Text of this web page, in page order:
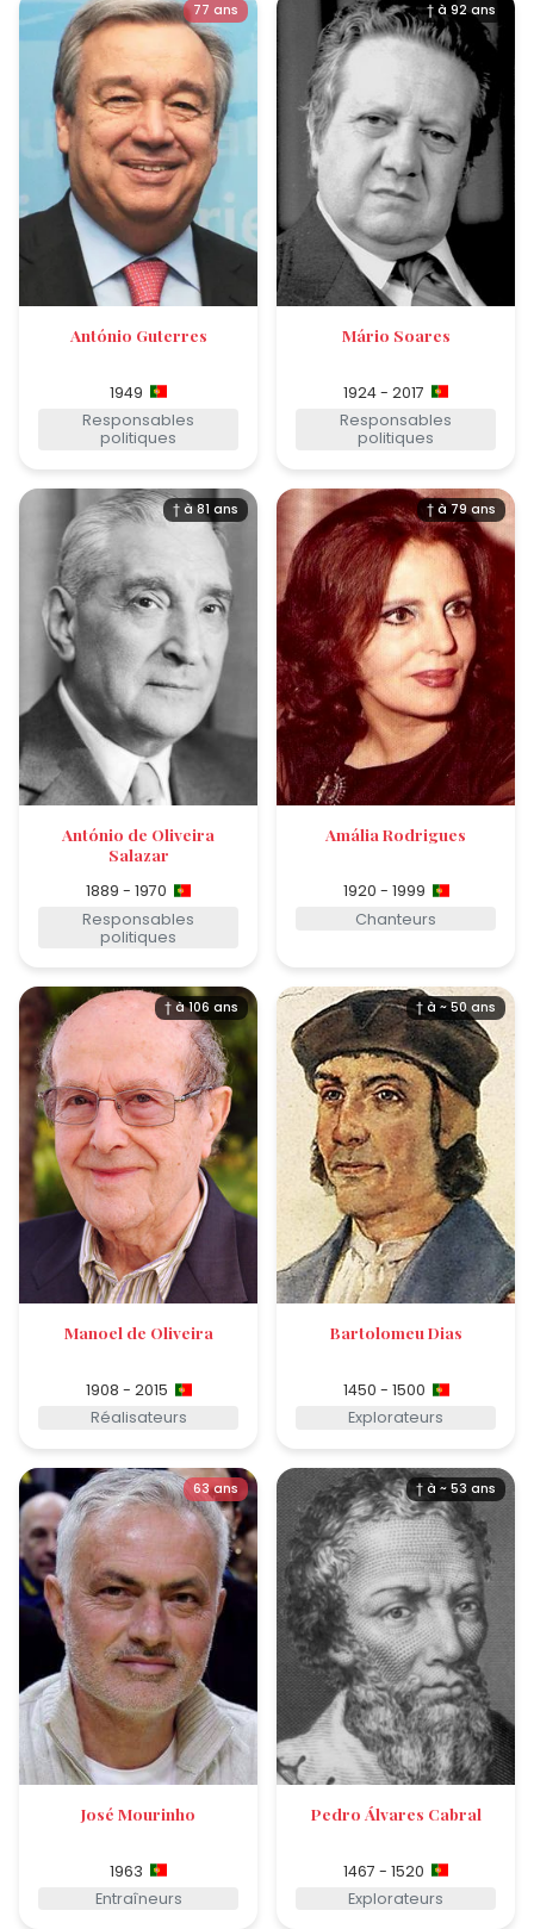
77 ans
António Guterres
1949
Responsables
politiques
† à 92 ans
Mário Soares
1924 - 2017
Responsables
politiques
† à 81 ans
António de Oliveira
Salazar
1889 - 1970
Responsables
politiques
† à 79 ans
Amália Rodrigues
1920 - 1999
Chanteurs
† à 106 ans
Manoel de Oliveira
1908 - 2015
Réalisateurs
† à ~ 50 ans
Bartolomeu Dias
1450 - 1500
Explorateurs
63 ans
José Mourinho
1963
Entraîneurs
† à ~ 53 ans
Pedro Álvares Cabral
1467 - 1520
Explorateurs